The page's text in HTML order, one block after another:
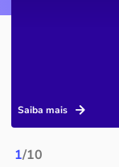
1/10
Saiba mais